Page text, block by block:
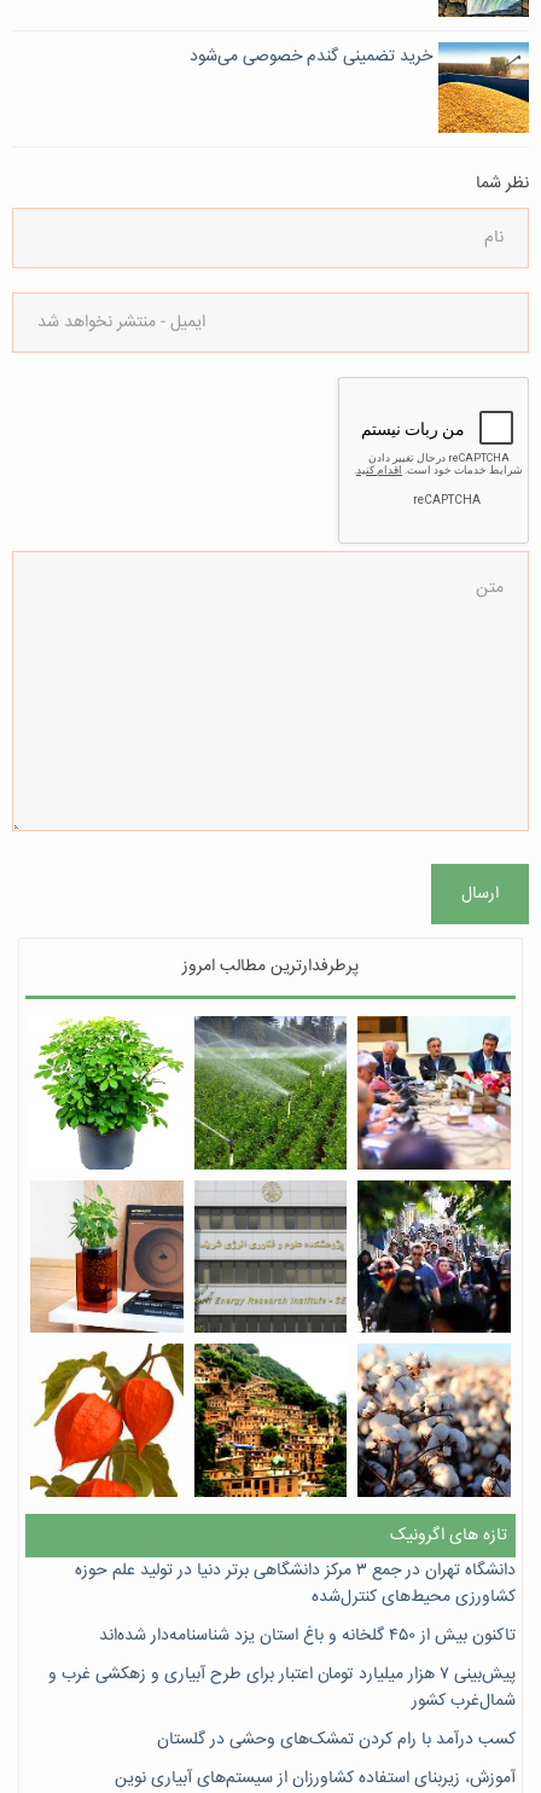
خرید تضمینی گندم خصوصی می‌شود
نظر شما
ارسال
پرطرفدارترین مطالب امروز
تازه های اگرونیک
دانشگاه تهران در جمع ۳ مرکز دانشگاهی برتر دنیا در تولید علم حوزه
کشاورزی محیط‌های کنترل‌شده
تاکنون بیش از ۴۵۰ گلخانه و باغ استان یزد شناسنامه‌دار شده‌اند
پیش‌بینی ۷‌ هزار میلیارد تومان اعتبار برای طرح آبیاری و زهکشی غرب و
شمال‌غرب کشور
کسب درآمد با رام کردن تمشک‌های وحشی در گلستان
آموزش، زیربنای استفاده کشاورزان از سیستم‌های آبیاری نوین